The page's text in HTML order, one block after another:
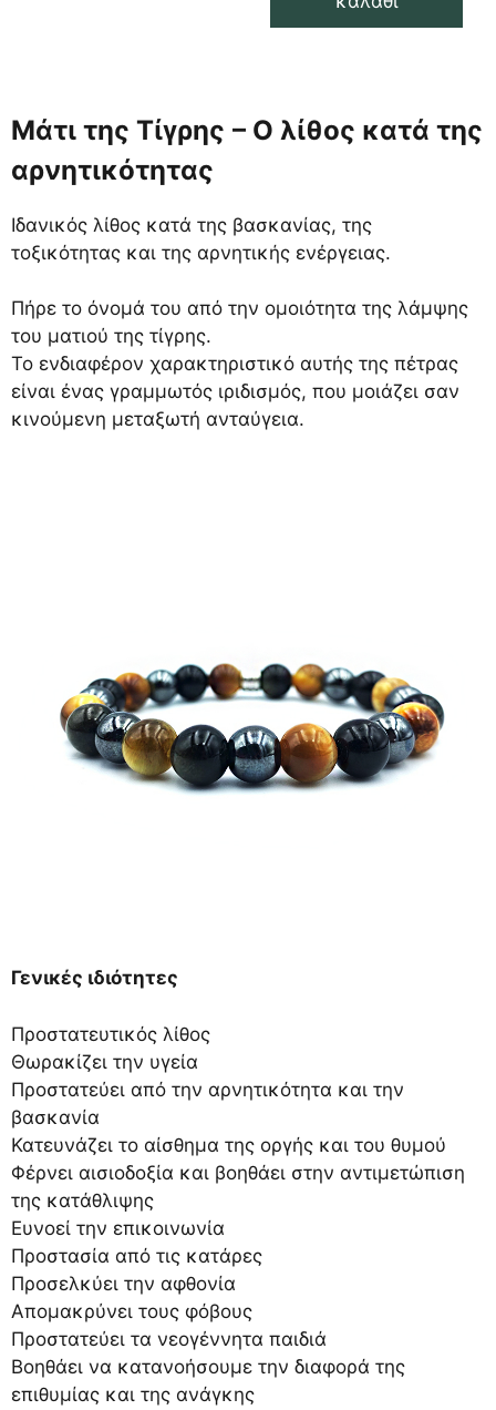
Μάτι της Τίγρης – Ο λίθος κατά της
αρνητικότητας
Ιδανικός λίθος κατά της βασκανίας, της
τοξικότητας και της αρνητικής ενέργειας.
Πήρε το όνομά του από την ομοιότητα της λάμψης
του ματιού της τίγρης.
Το ενδιαφέρον χαρακτηριστικό αυτής της πέτρας
είναι ένας γραμμωτός ιριδισμός, που μοιάζει σαν
κινούμενη μεταξωτή ανταύγεια.
Γενικές ιδιότητες
Προστατευτικός λίθος
Θωρακίζει την υγεία
Προστατεύει από την αρνητικότητα και την
βασκανία
Κατευνάζει το αίσθημα της οργής και του θυμού
Φέρνει αισιοδοξία και βοηθάει στην αντιμετώπιση
της κατάθλιψης
Ευνοεί την επικοινωνία
Προστασία από τις κατάρες
Προσελκύει την αφθονία
Απομακρύνει τους φόβους
Προστατεύει τα νεογέννητα παιδιά
Βοηθάει να κατανοήσουμε την διαφορά της
επιθυμίας και της ανάγκης